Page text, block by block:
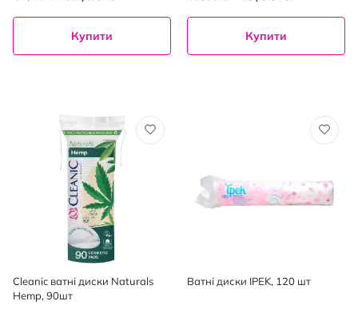
Купити Купити
Cleanic ватні диски Naturals
Hemp, 90шт
Ватні диски IPEK, 120 шт